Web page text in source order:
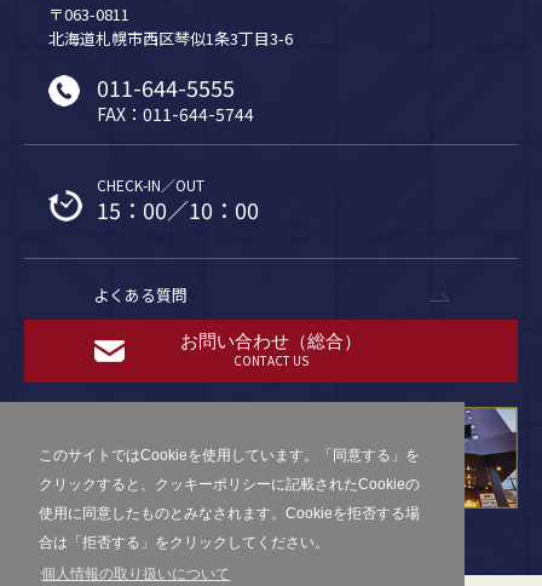
このサイトではCookieを使用しています。「同意する」を
クリックすると、クッキーポリシーに記載されたCookieの
使用に同意したものとみなされます。Cookieを拒否する場
合は「拒否する」をクリックしてください。
個人情報の取り扱いについて
〒063-0811
北海道札幌市西区琴似1条3丁目3-6
011-644-5555
FAX：011-644-5744
CHECK-IN／OUT
15：00／10：00
よくある質問
お問い合わせ（総合）
CONTACT US